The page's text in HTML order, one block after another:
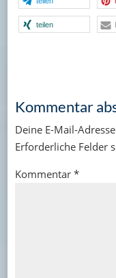
teilen
Kommentar
Deine E-Mail-
Erforderliche Felder
Kommentar *